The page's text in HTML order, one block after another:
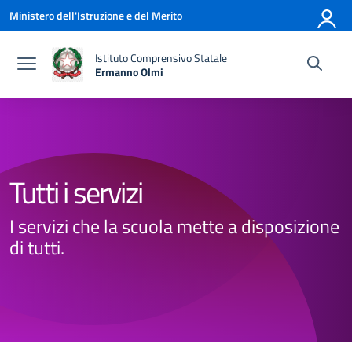
Vai ai contenuti
Vai al menu di navigazione
Vai al footer
Ministero dell'Istruzione e del Merito
Istituto Comprensivo Statale
Ermanno Olmi
Tutti i servizi
I servizi che la scuola mette a disposizione
di tutti.